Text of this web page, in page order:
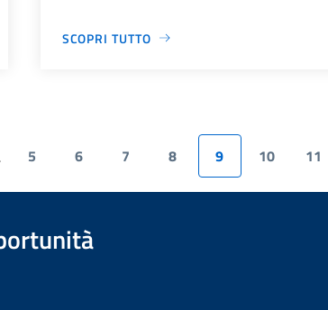
SCOPRI TUTTO
5 6 7 8 9 10 11